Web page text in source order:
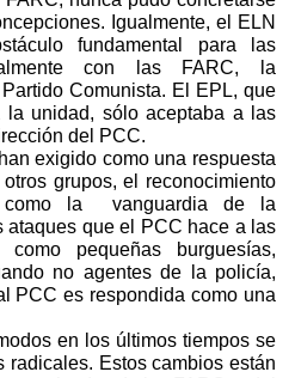
Igualmente, el ELN
fundamental para las
con las FARC, la
Comunista. El EPL, que
la unidad, sólo aceptaba a las
del PCC.
exigido como una respuesta
grupos, el reconocimiento
la
vanguardia de la
ataques que el PCC hace a las
como pequeñas burguesías,
no agentes de la policía,
PCC es respondida como una
en los últimos tiempos se
radicales. Estos cambios están